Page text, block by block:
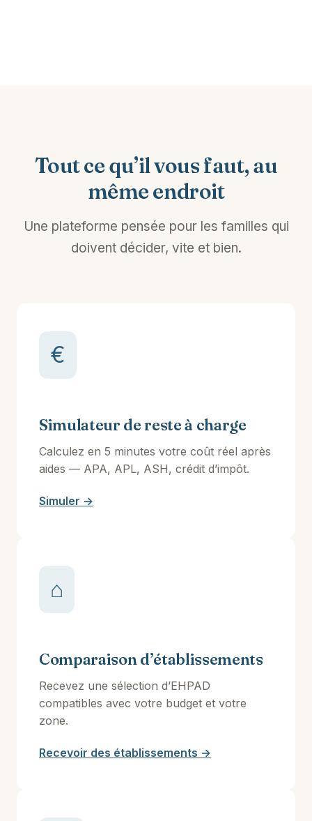
Tout ce qu’il vous faut, au
même endroit
Une plateforme pensée pour les familles qui
doivent décider, vite et bien.
€
Simulateur de reste à charge
Calculez en 5 minutes votre coût réel après
aides — APA, APL, ASH, crédit d’impôt.
Simuler →
⌂
Comparaison d’établissements
Recevez une sélection d’EHPAD
compatibles avec votre budget et votre
zone.
Recevoir des établissements →